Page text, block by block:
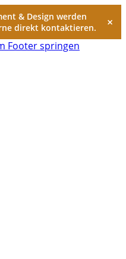
& Design werden
direkt kontaktieren.
×
Footer springen